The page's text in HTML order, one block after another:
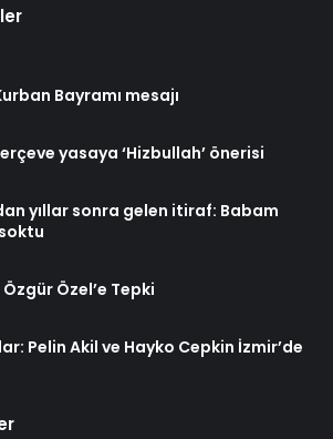
Bayramı mesajı
yasaya ‘Hizbullah’ önerisi
yıllar sonra gelen itiraf: Babam
Özel’e Tepki
Pelin Akil ve Hayko Cepkin İzmir’de